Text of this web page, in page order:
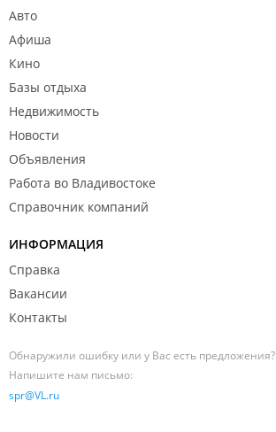
Авто
Афиша
Кино
Базы отдыха
Недвижимость
Новости
Объявления
Работа во Владивостоке
Справочник компаний
ИНФОРМАЦИЯ
Справка
Вакансии
Контакты
Обнаружили ошибку или у Вас есть предложения?
Напишите нам письмо:
spr@VL.ru